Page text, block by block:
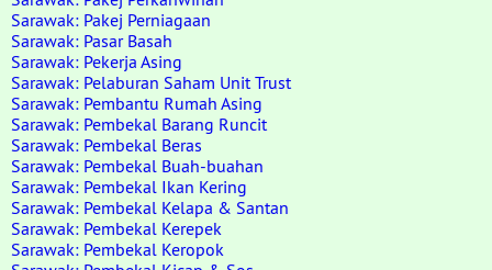
Sarawak: Pakej Perniagaan
Sarawak: Pasar Basah
Sarawak: Pekerja Asing
Sarawak: Pelaburan Saham Unit Trust
Sarawak: Pembantu Rumah Asing
Sarawak: Pembekal Barang Runcit
Sarawak: Pembekal Beras
Sarawak: Pembekal Buah-buahan
Sarawak: Pembekal Ikan Kering
Sarawak: Pembekal Kelapa & Santan
Sarawak: Pembekal Kerepek
Sarawak: Pembekal Keropok